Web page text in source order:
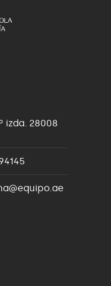
izda. 28008